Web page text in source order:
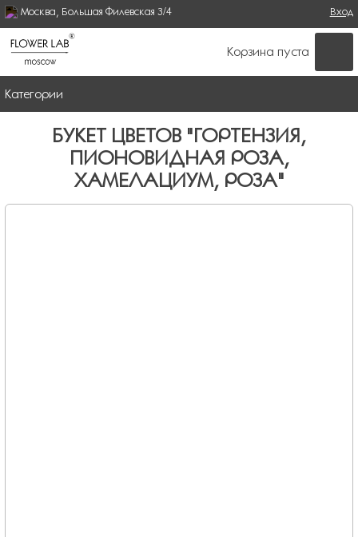
Москва, Большая Филевская 3/4 ФОРМА ПОИСКА
Вход
Корзина пуста
Категории
БУКЕТ ЦВЕТОВ "ГОРТЕНЗИЯ,
ПИОНОВИДНАЯ РОЗА,
ХАМЕЛАЦИУМ, РОЗА"